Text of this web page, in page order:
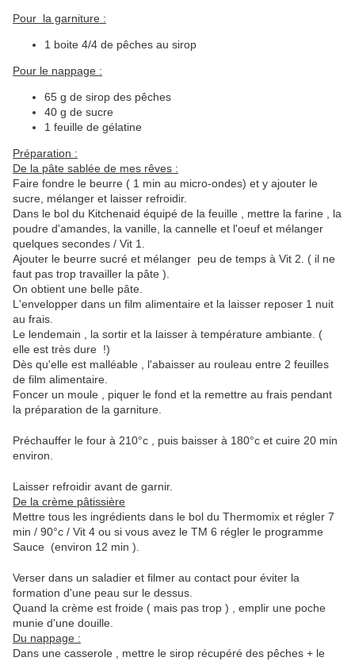
Pour la garniture :
1 boite 4/4 de pêches au sirop
Pour le nappage :
65 g de sirop des pêches
40 g de sucre
1 feuille de gélatine
Préparation :
De la pâte sablée de mes rêves :
Faire fondre le beurre ( 1 min au micro-ondes) et y ajouter le
sucre, mélanger et laisser refroidir.
Dans le bol du Kitchenaid équipé de la feuille , mettre la farine , la
poudre d'amandes, la vanille, la cannelle et l'oeuf et mélanger
quelques secondes / Vit 1.
Ajouter le beurre sucré et mélanger peu de temps à Vit 2. ( il ne
faut pas trop travailler la pâte ).
On obtient une belle pâte.
L'envelopper dans un film alimentaire et la laisser reposer 1 nuit
au frais.
Le lendemain , la sortir et la laisser à température ambiante. (
elle est très dure !)
Dès qu'elle est malléable , l'abaisser au rouleau entre 2 feuilles
de film alimentaire.
Foncer un moule , piquer le fond et la remettre au frais pendant
la préparation de la garniture.
Préchauffer le four à 210°c , puis baisser à 180°c et cuire 20 min
environ.
Laisser refroidir avant de garnir.
De la crème pâtissière
Mettre tous les ingrédients dans le bol du Thermomix et régler 7
min / 90°c / Vit 4 ou si vous avez le TM 6 régler le programme
Sauce (environ 12 min ).
Verser dans un saladier et filmer au contact pour éviter la
formation d'une peau sur le dessus.
Quand la crème est froide ( mais pas trop ) , emplir une poche
munie d'une douille.
Du nappage :
Dans une casserole , mettre le sirop récupéré des pêches + le